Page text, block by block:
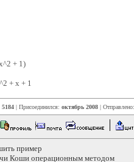
+ 1)
+ x + 1
5184 | Присоединился: октябрь 2008 |
пример
Коши операционным методом